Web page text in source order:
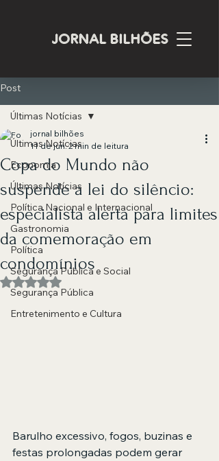
JORNAL BILHÕES
Post
Últimas Notícias
Economia
Últimas Notícias
Política Nacional e Internacional
Gastronomia
Política
Segurança Pública e Social
Segurança Pública
Entretenimento e Cultura
Últimas Notícias
Copa do Mundo não
suspende a lei do silêncio:
especialista alerta para limites
da comemoração em
condomínios
jornal bilhões
11 de jun.2 min de leitura
Avaliado com NaN de 5 estrelas.
Barulho excessivo, fogos, buzinas e
festas prolongadas podem gerar